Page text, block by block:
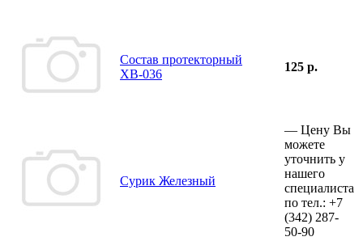
Состав протекторный
ХВ-036
125 р.
Сурик Железный
— Цену Вы
можете
уточнить у
нашего
специалиста
по тел.: +7
(342) 287-
50-90